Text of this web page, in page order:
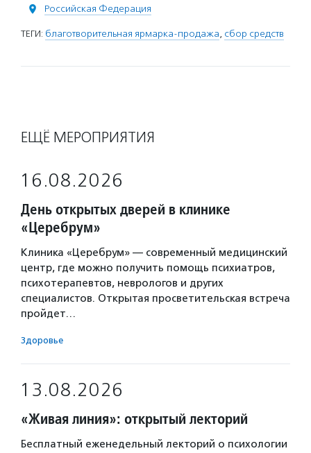
Российская Федерация
ТЕГИ: благотворительная ярмарка-продажа, сбор средств
ЕЩЁ МЕРОПРИЯТИЯ
16.08.2026
День открытых дверей в клинике
«Церебрум»
Клиника «Церебрум» — современный медицинский
центр, где можно получить помощь психиатров,
психотерапевтов, неврологов и других
специалистов. Открытая просветительская встреча
пройдет…
Здоровье
13.08.2026
«Живая линия»: открытый лекторий
Бесплатный еженедельный лекторий о психологии